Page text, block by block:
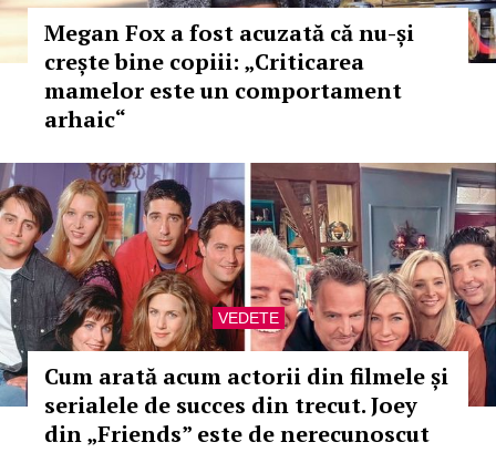
Megan Fox a fost acuzată că nu-și
crește bine copiii: „Criticarea
mamelor este un comportament
arhaic“
VEDETE
Cum arată acum actorii din filmele și
serialele de succes din trecut. Joey
din „Friends” este de nerecunoscut